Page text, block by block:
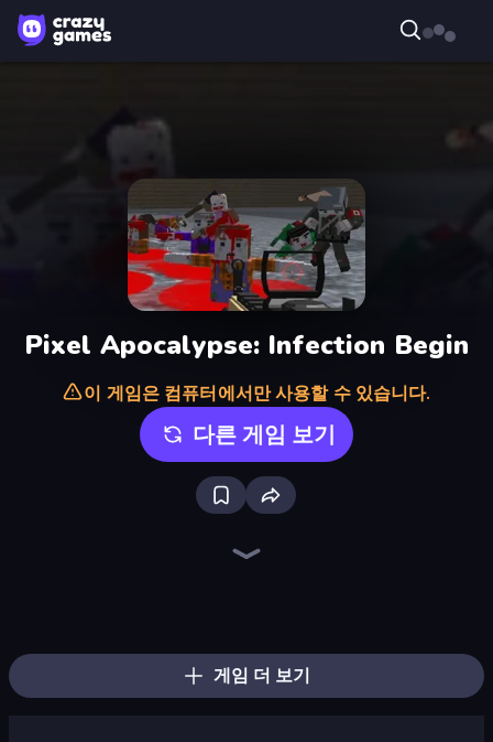
Pixel Apocalypse: Infection Begin
이 게임은 컴퓨터에서만 사용할 수 있습니다.
다른 게임 보기
게임 더 보기